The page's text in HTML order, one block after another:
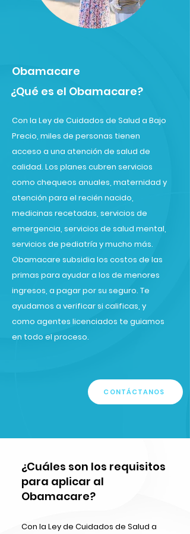
Obamacare
¿Qué es el Obamacare?
Con la Ley de Cuidados de Salud a Bajo
Precio, miles de personas tienen
acceso a una atención de salud de
calidad. Los planes cubren servicios
como chequeos anuales, maternidad y
atención para el recién nacido,
medicinas recetadas, servicios de
emergencia, servicios de salud mental,
servicios de pediatría y mucho más.
Obamacare subsidia los costos de las
primas para ayudar a los de menores
ingresos, a pagar por su seguro. Te
ayudamos a verificar si calificas, y
como agentes licenciados te guiamos
en todo el proceso.
CONTÁCTANOS
¿Cuáles son los requisitos
para aplicar al
Obamacare?
Con la Ley de Cuidados de Salud a